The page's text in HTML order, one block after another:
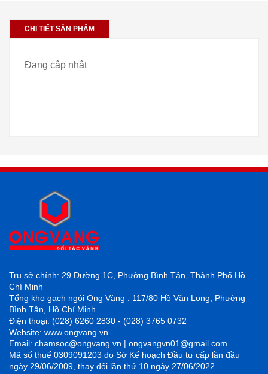
CHI TIẾT SẢN PHẨM
Đang cập nhật
Trụ sở chính: 29 Đường 1C, Phường Bình Tân, Thành Phố Hồ
Chí Minh
Tổng kho gạch ngói Ong Vàng : 117/80 Hồ Văn Long, Phường
Bình Tân, Hồ Chí Minh
Điện thoại: (028) 6260 2830 - (028) 3765 0732
Website: www.ongvang.vn
Email: chamsoc@ongvang.vn | ongvangvn01@gmail.com
Mã số thuế 0309091203 do Sở Kế hoạch Đầu tư cấp lần đầu
ngày 29/06/2009, thay đổi lần thứ 10 ngày 27/06/2022